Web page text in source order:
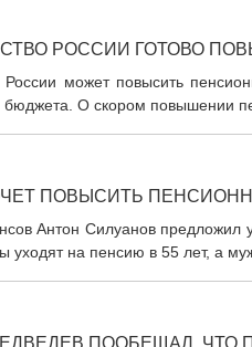
РОССИИ ГОТОВО
России может повысить
О скором повышении
ПОВЫСИТЬ
Антон Силуанов
уходят на пенсию в 55 лет, а
ПООБЕЩАЛ, ЧТО